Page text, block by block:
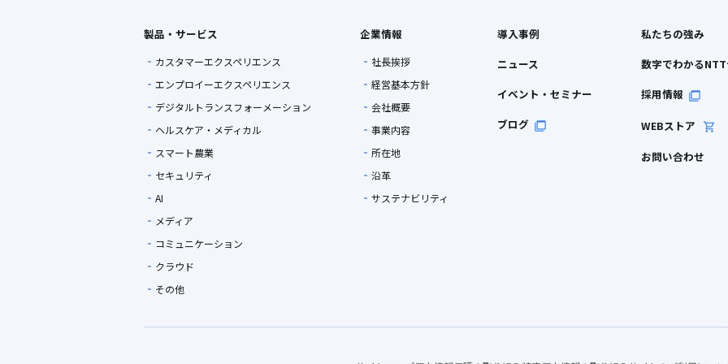
製品・サービス
カスタマーエクスペリエンス
エンプロイーエクスペリエンス
デジタルトランスフォーメーション
ヘルスケア・メディカル
スマート農業
セキュリティ
AI
メディア
コミュニケーション
クラウド
その他
企業情報
社長挨拶
経営基本方針
会社概要
事業内容
所在地
沿革
サステナビリティ
導入事例
ニュース
イベント・セミナー
ブログ
私たちの強み
数字でわかる
採用情報
WEBストア
お問い合わせ